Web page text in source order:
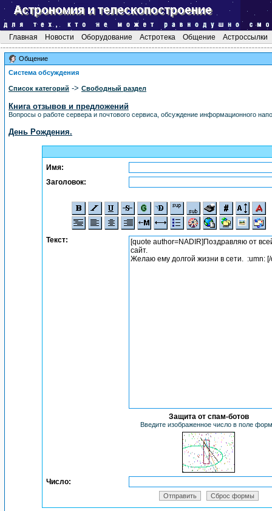
Главная Новости Оборудование Астротека Общение Астроссылки
Общение
Система обсуждения
Список категорий -> Свободный раздел
Книга отзывов и предложений
Вопросы о работе сервера и почтового сервиса, обсуждение информационного
День Рождения.
Имя:
Заголовок:
Текст:
Защита от спам-ботов
Введите изображенное число в поле
Число: